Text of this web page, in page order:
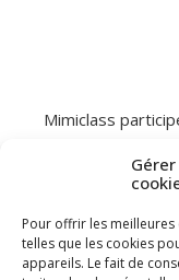
Pour offrir les
telles que les cookies
appareils. Le fait de
Mimiclass
permettre à
versAmazon.fr